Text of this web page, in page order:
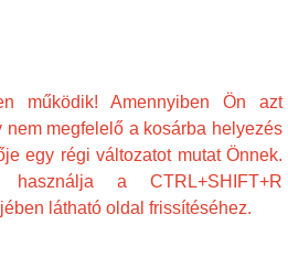
működik! Amennyiben Ön azt
megfelelő a kosárba helyezés
egy régi változatot mutat Önnek.
a CTRL+SHIFT+R
látható oldal frissítéséhez.